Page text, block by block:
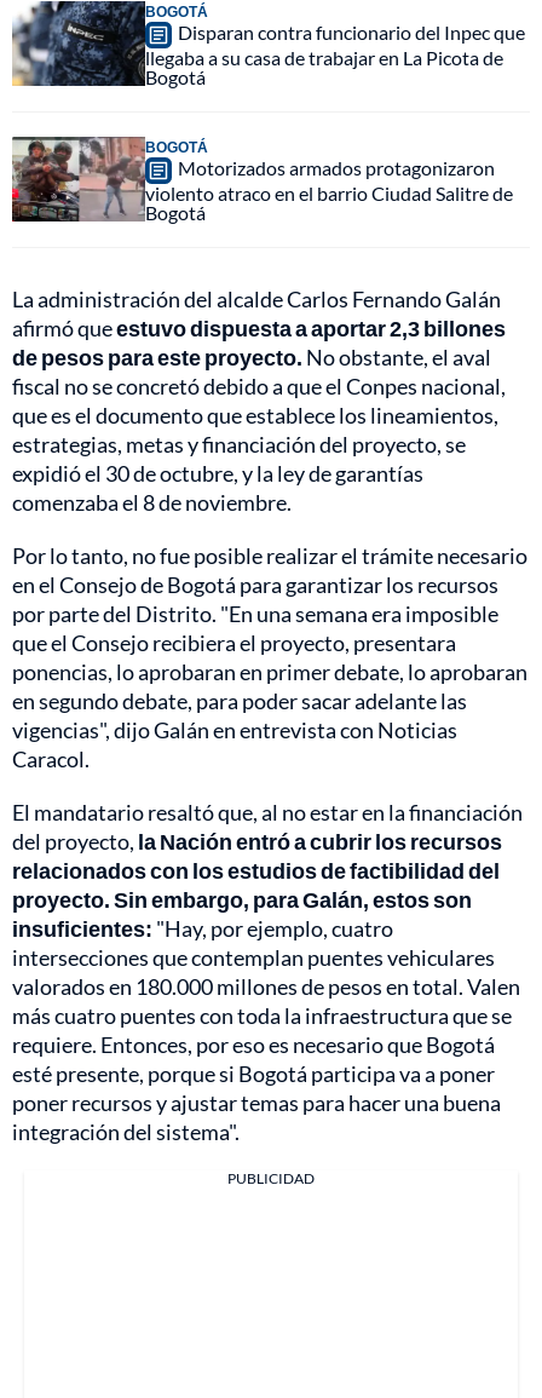
BOGOTÁ
Disparan contra funcionario del Inpec que
llegaba a su casa de trabajar en La Picota de
Bogotá
BOGOTÁ
Motorizados armados protagonizaron
violento atraco en el barrio Ciudad Salitre de
Bogotá
La administración del alcalde Carlos Fernando Galán
afirmó queestuvo dispuesta a aportar 2,3 billones
de pesos para este proyecto. No obstante, el aval
fiscal no se concretó debido a que el Conpes nacional,
que es el documento que establece los lineamientos,
estrategias, metas y financiación del proyecto, se
expidió el 30 de octubre, y la ley de garantías
comenzaba el 8 de noviembre.
Por lo tanto, no fue posible realizar el trámite necesario
en el Consejo de Bogotá para garantizar los recursos
por parte del Distrito. "En una semana era imposible
que el Consejo recibiera el proyecto, presentara
ponencias, lo aprobaran en primer debate, lo aprobaran
en segundo debate, para poder sacar adelante las
vigencias", dijo Galán en entrevista con Noticias
Caracol.
El mandatario resaltó que, al no estar en la financiación
del proyecto, la Nación entró a cubrir los recursos
relacionados con los estudios de factibilidad del
proyecto. Sin embargo, para Galán, estos son
insuficientes: "Hay, por ejemplo, cuatro
intersecciones que contemplan puentes vehiculares
valorados en 180.000 millones de pesos en total. Valen
más cuatro puentes con toda la infraestructura que se
requiere. Entonces, por eso es necesario que Bogotá
esté presente, porque si Bogotá participa va a poner
poner recursos y ajustar temas para hacer una buena
integración del sistema".
PUBLICIDAD